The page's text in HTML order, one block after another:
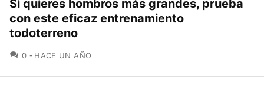
Si quieres hombros más grandes, prueba
con este eficaz entrenamiento
todoterreno
0 COMENTARIOS
HACE UN AÑO